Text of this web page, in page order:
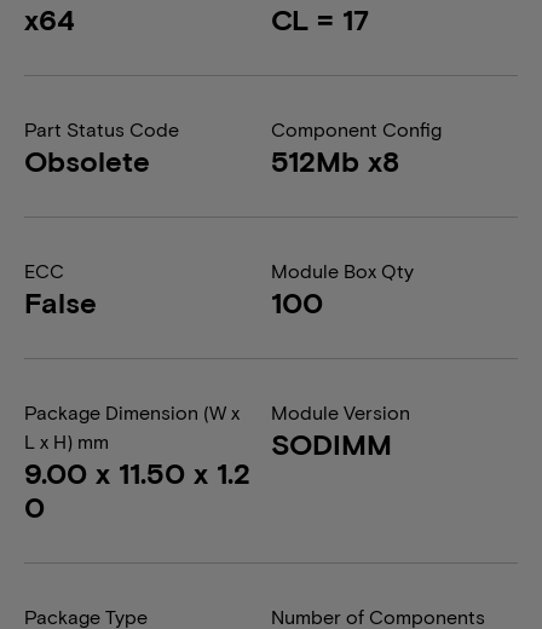
x64 CL = 17
Part Status Code
Obsolete
Component Config
512Mb x8
ECC
False
Module Box Qty
100
Package Dimension (W x
L x H) mm
9.00 x 11.50 x 1.2
0
Module Version
SODIMM
Package Type Number of Components